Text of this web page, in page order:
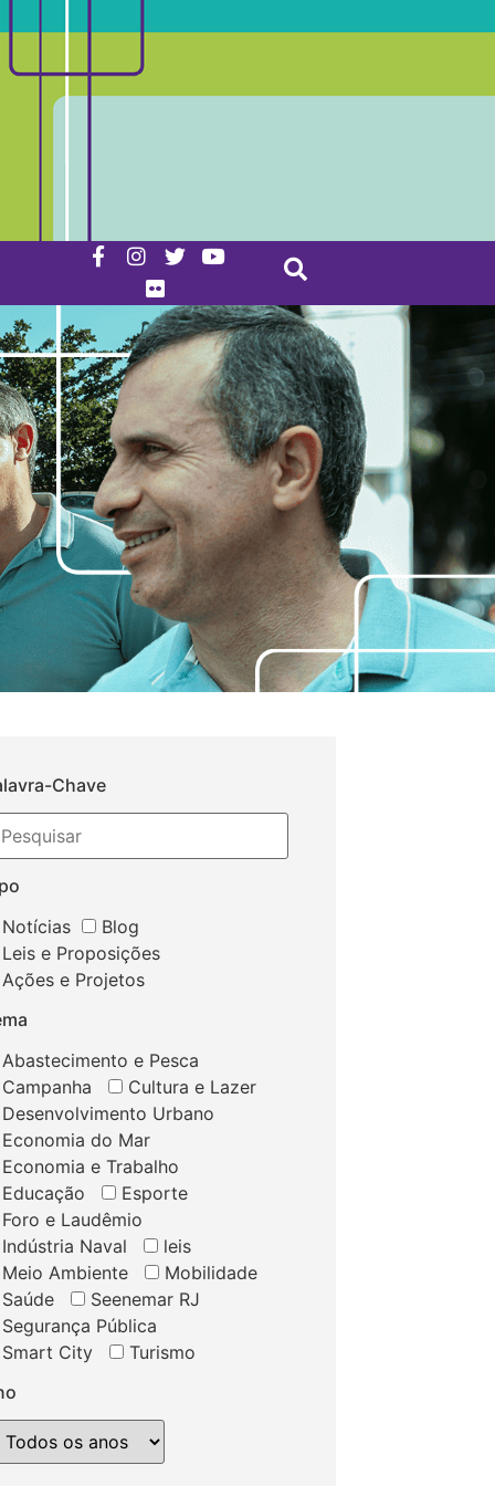
Chave
Blog
e Proposições
e Projetos
e Pesca
Cultura e Lazer
Urbano
do Mar
e Trabalho
Esporte
e Laudêmio
Naval
leis
Ambiente
Mobilidade
Seenemar RJ
Pública
City
Turismo